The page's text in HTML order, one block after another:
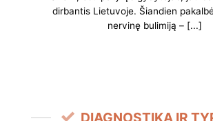
dirbantis Lietuvoje. Šiandien
nervinę bulimiją – [...]
DIAGNOSTIKA IR